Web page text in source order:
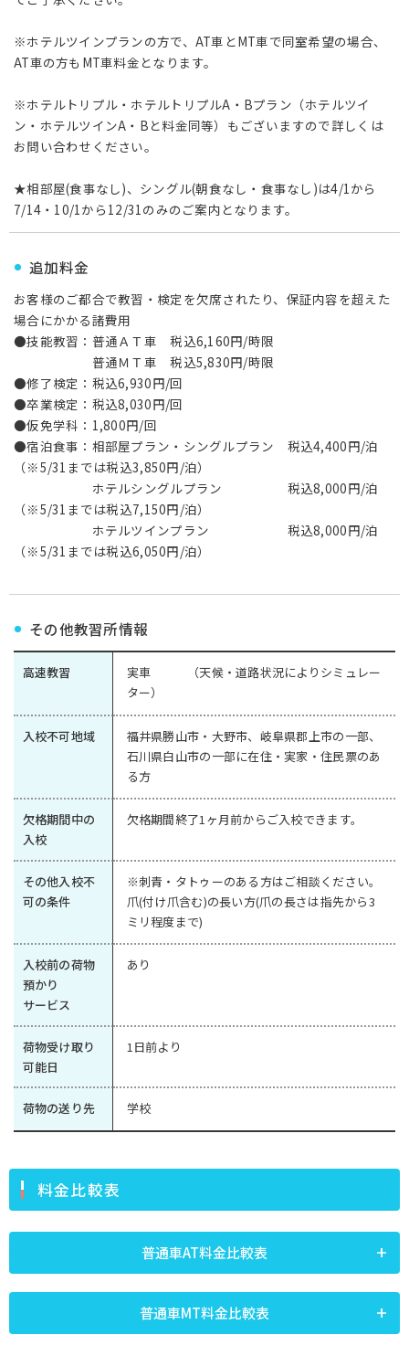
※ホテルツインプランの方で、AT車とMT車で同室希望の場合、
AT車の方もMT車料金となります。
※ホテルトリプル・ホテルトリプルA・Bプラン（ホテルツイ
ン・ホテルツインA・Bと料金同等）もございますので詳しくは
お問い合わせください。
★相部屋(食事なし)、シングル(朝食なし・食事なし)は4/1から
7/14・10/1から12/31のみのご案内となります。
追加料金
お客様のご都合で教習・検定を欠席されたり、保証内容を超えた
場合にかかる諸費用
●技能教習：普通ＡＴ車 税込6,160円/時限
普通ＭＴ車 税込5,830円/時限
●修了検定：税込6,930円/回
●卒業検定：税込8,030円/回
●仮免学科：1,800円/回
●宿泊食事：相部屋プラン・シングルプラン 税込4,400円/泊
（※5/31までは税込3,850円/泊）
ホテルシングルプラン 税込8,000円/泊
（※5/31までは税込7,150円/泊）
ホテルツインプラン 税込8,000円/泊
（※5/31までは税込6,050円/泊）
その他教習所情報
高速教習
実車 （天候・道路状況によりシミュレー
ター）
入校不可地域
福井県勝山市・大野市、岐阜県郡上市の一部、
石川県白山市の一部に在住・実家・住民票のあ
る方
欠格期間中の
入校
欠格期間終了1ヶ月前からご入校できます。
その他入校不
可の条件
※刺青・タトゥーのある方はご相談ください。
爪(付け爪含む)の長い方(爪の長さは指先から3
ミリ程度まで)
入校前の荷物
預かり
サービス
あり
荷物受け取り
可能日
1日前より
荷物の送り先 学校
料金比較表
普通車AT料金比較表
普通車MT料金比較表